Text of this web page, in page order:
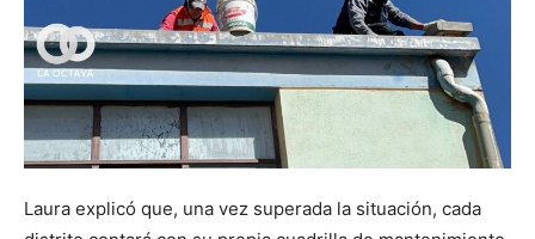
Laura explicó que, una vez superada la situación, cada